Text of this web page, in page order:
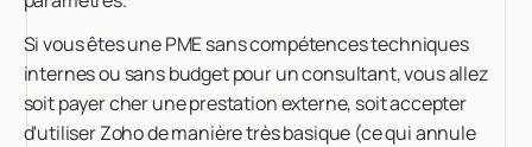
Si vous êtes une PME sans compétences techniques
internes ou sans budget pour un consultant, vous allez
soit payer cher une prestation externe, soit accepter
d'utiliser Zoho de manière très basique (ce qui annule